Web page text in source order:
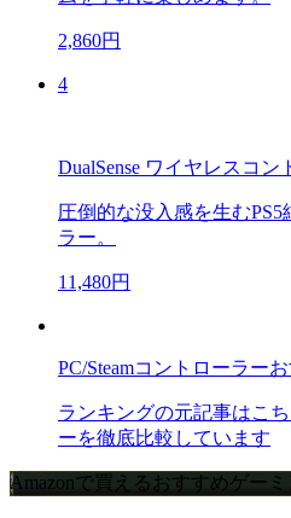
2,860円
4
DualSense ワイヤレスコン
圧倒的な没入感を生む
ラー。
11,480円
PC/Steamコントローラー
ランキングの元記事はこ
ーを徹底比較しています
Amazonで買えるおすすめゲーミ